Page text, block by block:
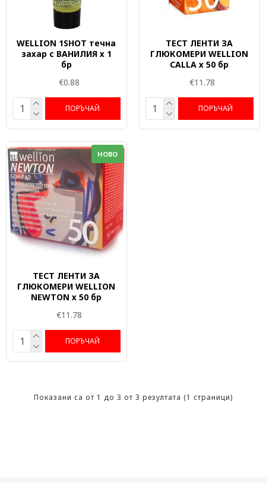
WELLION 1SHOT течна
захар с ВАНИЛИЯ х 1
бр
€0.88
ПОРЪЧАЙ
ТЕСТ ЛЕНТИ ЗА
ГЛЮКОМЕРИ WELLION
CALLA х 50 бр
€11.78
ПОРЪЧАЙ
НОВО
ТЕСТ ЛЕНТИ ЗА
ГЛЮКОМЕРИ WELLION
NEWTON х 50 бр
€11.78
ПОРЪЧАЙ
Показани са от 1 до 3 от 3 резултата (1 страници)